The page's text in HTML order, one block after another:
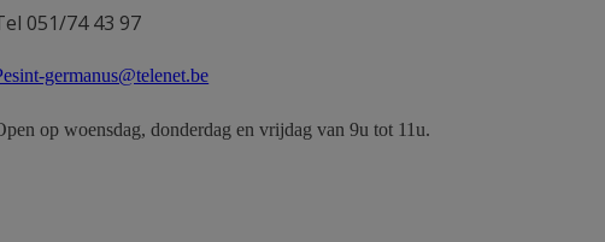
051/74 43 97
germanus@telenet.be
op woensdag, donderdag en vrijdag van 9u tot 11u.